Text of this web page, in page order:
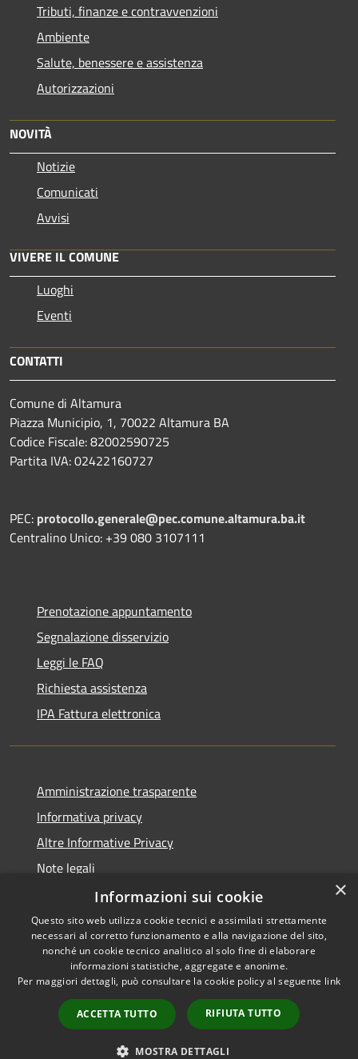
Tributi, finanze e contravvenzioni
Ambiente
Salute, benessere e assistenza
Autorizzazioni
NOVITÀ
Notizie
Comunicati
Avvisi
VIVERE IL COMUNE
Luoghi
Eventi
CONTATTI
Comune di Altamura
Piazza Municipio, 1, 70022 Altamura BA
Codice Fiscale: 82002590725
Partita IVA: 02422160727
PEC: protocollo.generale@pec.comune.altamura.ba.it
Centralino Unico: +39 080 3107111
Prenotazione appuntamento
Segnalazione disservizio
Leggi le FAQ
Richiesta assistenza
IPA Fattura elettronica
Amministrazione trasparente
Informativa privacy
Altre Informative Privacy
Note legali
Dichiarazione di accessibilità
RSS
Accessibilità
Copyright © 2026 • Comune di
Altamura • Powered by
Municipium•
Accesso
redazione
×
Informazioni sui cookie
Questo sito web utilizza cookie tecnici e assimilati strettamente
necessari al corretto funzionamento e alla navigazione del sito,
nonché un cookie tecnico analitico al solo fine di elaborare
informazioni statistiche, aggregate e anonime.
Per maggiori dettagli, può consultare la cookie policy al seguente link
ACCETTA TUTTO RIFIUTA TUTTO
MOSTRA DETTAGLI